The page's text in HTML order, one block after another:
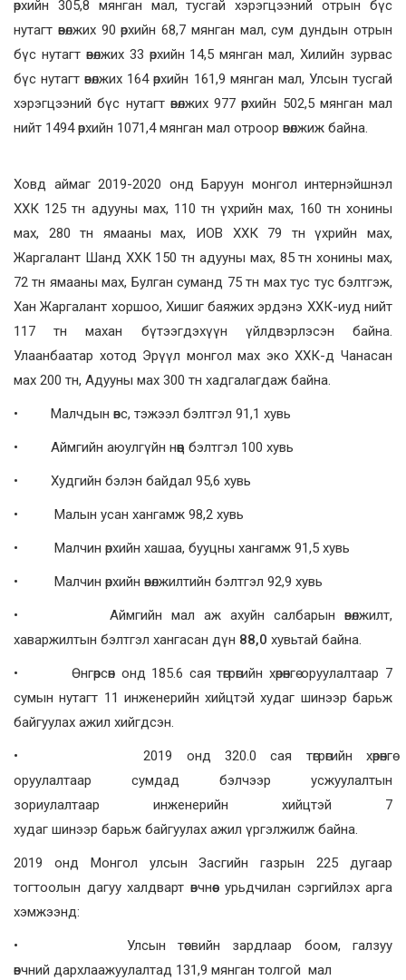
өрхийн 305,8 мянган мал, тусгай хэрэгцээний отрын бүс
нутагт өвөлжих 90 өрхийн 68,7 мянган мал, сум дундын отрын
бүс нутагт өвөлжих 33 өрхийн 14,5 мянган мал, Хилийн зурвас
бүс нутагт өвөлжих 164 өрхийн 161,9 мянган мал, Улсын тусгай
хэрэгцээний бүс нутагт өвөлжих 977 өрхийн 502,5 мянган мал
нийт 1494 өрхийн 1071,4 мянган мал отроор өвөлжиж байна.
Ховд аймаг 2019-2020 онд Баруун монгол интернэйшнэл
ХХК 125 тн адууны мах, 110 тн үхрийн мах, 160 тн хонины
мах, 280 тн ямааны мах, ИОВ ХХК 79 тн үхрийн мах,
Жаргалант Шанд ХХК 150 тн адууны мах, 85 тн хонины мах,
72 тн ямааны мах, Булган суманд 75 тн мах тус тус бэлтгэж,
Хан Жаргалант хоршоо, Хишиг баяжих эрдэнэ ХХК-иуд нийт
117 тн махан бүтээгдэхүүн үйлдвэрлэсэн байна.
Улаанбаатар хотод Эрүүл монгол мах эко ХХК-д Чанасан
мах 200 тн, Адууны мах 300 тн хадгалагдаж байна.
• Малчдын өвс, тэжээл бэлтгэл 91,1 хувь
• Аймгийн аюулгүйн нөөц бэлтгэл 100 хувь
• Худгийн бэлэн байдал 95,6 хувь
• Малын усан хангамж 98,2 хувь
• Малчин өрхийн хашаа, бууцны хангамж 91,5 хувь
• Малчин өрхийн өвөлжилтийн бэлтгэл 92,9 хувь
• Аймгийн мал аж ахуйн салбарын өвөлжилт,
хаваржилтын бэлтгэл хангасан дүн 88,0 хувьтай байна.
• Өнгөрсөн онд 185.6 сая төгрөгийн хөрөнгө оруулалтаар 7
сумын нутагт 11 инженерийн хийцтэй худаг шинээр барьж
байгуулах ажил хийгдсэн.
• 2019 онд 320.0 сая төгрөгийн хөрөнгө
оруулалтаар сумдад бэлчээр усжуулалтын
зориулалтаар инженерийн хийцтэй 7
худаг шинээр барьж байгуулах ажил үргэлжилж байна.
2019 онд Монгол улсын Засгийн газрын 225 дугаар
тогтоолын дагуу халдварт өвчнөөс урьдчилан сэргийлэх арга
хэмжээнд:
• Улсын төсвийн зардлаар боом, галзуу
өвчний дархлаажуулалтад 131,9 мянган толгой мал